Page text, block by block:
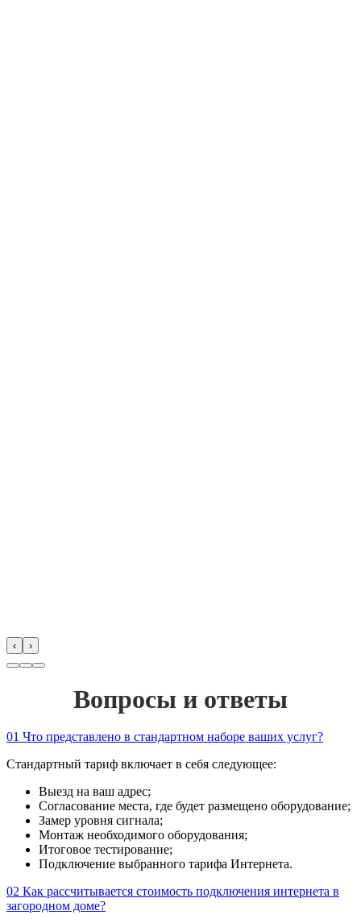
‹ ›
Вопросы и ответы
01 Что представлено в стандартном наборе ваших услуг?
Стандартный тариф включает в себя следующее:
Выезд на ваш адрес;
Согласование места, где будет размещено оборудование;
Замер уровня сигнала;
Монтаж необходимого оборудования;
Итоговое тестирование;
Подключение выбранного тарифа Интернета.
02 Как рассчитывается стоимость подключения интернета в
загородном доме?